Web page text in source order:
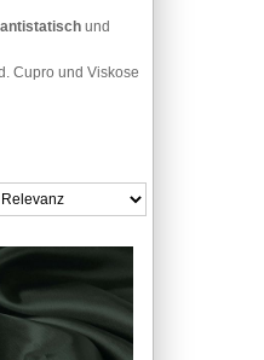
und
Cupro und Viskose